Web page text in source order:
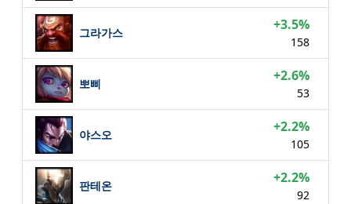
그라가스 +3.5%
158
뽀삐 +2.6%
53
야스오 +2.2%
105
판테온 +2.2%
92